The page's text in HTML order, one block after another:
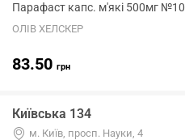
Парафаст капс. м'які 500мг №10
ОЛІВ ХЕЛСКЕР
83.50 грн
Київська 134
м. Київ, просп. Науки, 4